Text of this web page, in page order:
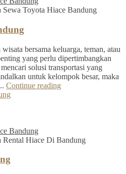
Sewa Toyota Hiace Bandung
bersama keluarga, teman, atau
yang perlu dipertimbangkan
solusi transportasi yang
untuk kelompok besar, maka
Continue reading
Bandung
Rental Hiace Di Bandung